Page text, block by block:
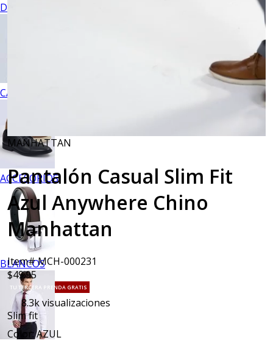
DAMA
CALZADO
ACCESORIOS
BLANCOS
MANHATTAN
Pantalón Casual Slim Fit
Azul Anywhere Chino
Manhattan
Item# MCH-000231
$49.95
TU TERCERA PRENDA GRATIS
8.3kvisualizaciones
Slim fit
Color: AZUL